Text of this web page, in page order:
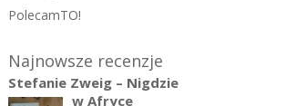
PolecamTO!
Najnowsze recenzje
Stefanie Zweig – Nigdzie
w Afryce